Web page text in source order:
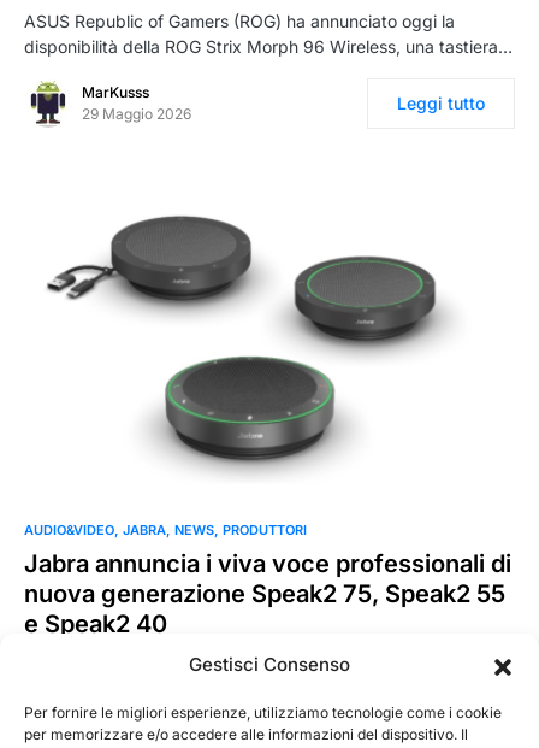
Gestisci Consenso
Per fornire le migliori esperienze, utilizziamo tecnologie come i cookie
per memorizzare e/o accedere alle informazioni del dispositivo. Il
ASUS Republic of Gamers (ROG) ha annunciato oggi la
disponibilità della ROG Strix Morph 96 Wireless, una tastiera…
MarKusss
29 Maggio 2026
Leggi tutto
AUDIO&VIDEO JABRA NEWS PRODUTTORI
Jabra annuncia i viva voce professionali di
nuova generazione Speak2 75, Speak2 55
e Speak2 40
Jabra, leader nelle soluzioni audio e video personali e
professionali, che…